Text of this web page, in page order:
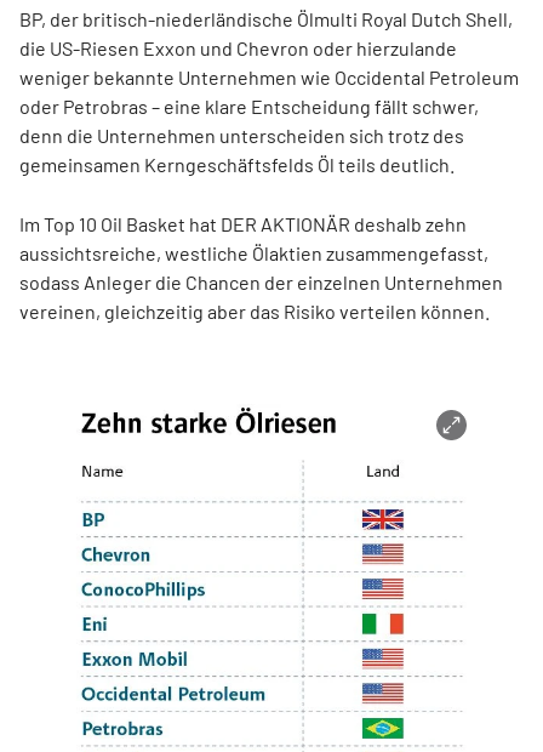
BP, der britisch-niederländische Ölmulti Royal Dutch Shell,
die US-Riesen Exxon und Chevron oder hierzulande
weniger bekannte Unternehmen wie Occidental Petroleum
oder Petrobras – eine klare Entscheidung fällt schwer,
denn die Unternehmen unterscheiden sich trotz des
gemeinsamen Kerngeschäftsfelds Öl teils deutlich.
Im Top 10 Oil Basket hat DER AKTIONÄR deshalb zehn
aussichtsreiche, westliche Ölaktien zusammengefasst,
sodass Anleger die Chancen der einzelnen Unternehmen
vereinen, gleichzeitig aber das Risiko verteilen können.